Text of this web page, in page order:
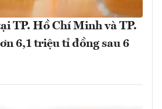
TP. Hồ Chí Minh và TP.
6,1 triệu tỉ đồng sau 6